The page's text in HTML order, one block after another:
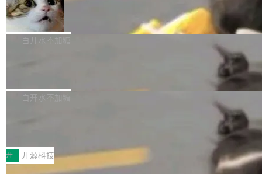
ceXAI的资金消耗速度尤为引人瞩目。然而，支
撑庞大支出的资金来源却呈现出截然不同的面
貌。数据显示，微软和 Meta 主要依托充沛的经
你可以用 curl -fsSL https://dev.meta.ai/install.
sh | bash 安装一个能在大项目里自动规划、写
代码、验证结果的 AI 终端工具。 据介绍，Muse
个主 agent 循环，外加一组后台 agent。这些后
美团开源 LoHoSearch，用知识图谱校
准 AI 能力认知
机器出题的前提，是让机器拥有全局视野。整个
构建流程可以分为四个环节：建图 → 控制难度
白开水不加糖
库，并将作为transport接入Mooncake TENT。
MPComm将作为一种传输引擎接入Mooncake T
ENT，实现零拷贝传输性能提升30%、非零拷贝
白开水不加糖
型案例入选名单》，深信服“面向企业研发场景的
开源 AI 编程平台 CoStrict 应用”凭借卓越的技术
开 开源科技